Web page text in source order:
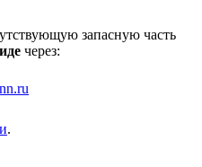
запасную часть
через:
.